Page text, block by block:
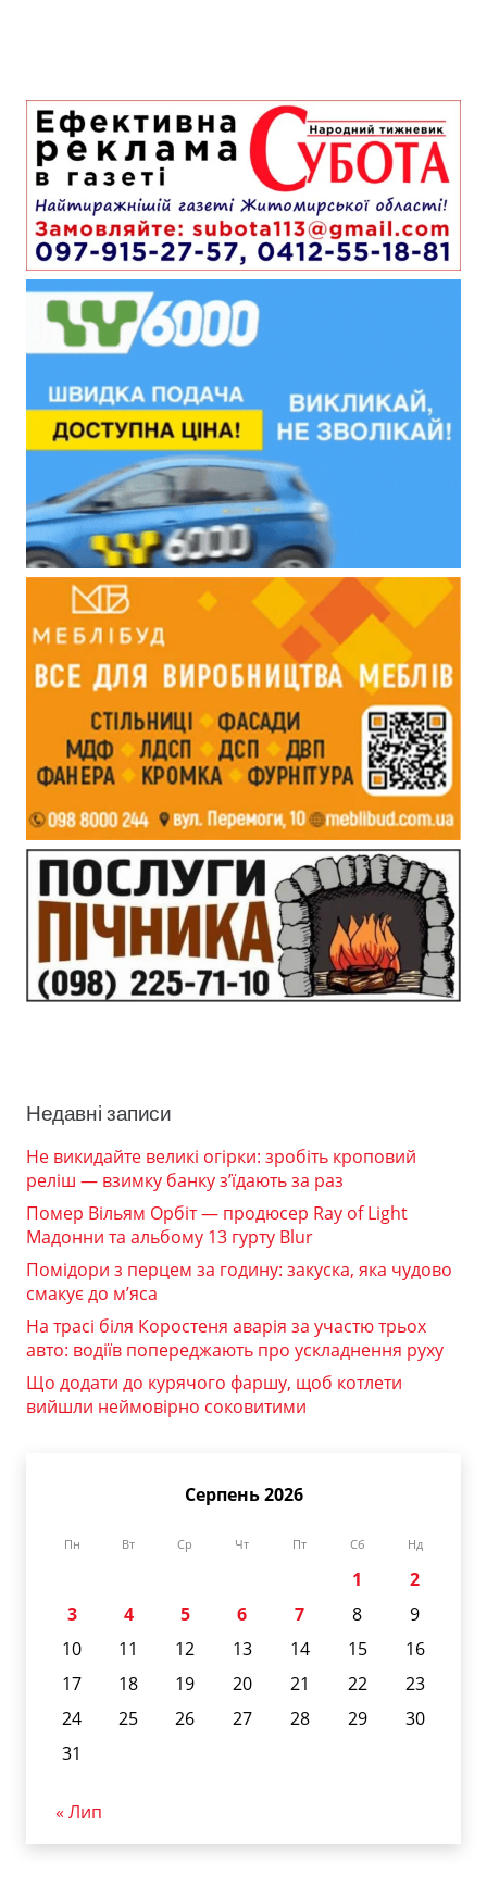
Недавні записи
Не викидайте великі огірки: зробіть кроповий
реліш — взимку банку з’їдають за раз
Помер Вільям Орбіт — продюсер Ray of Light
Мадонни та альбому 13 гурту Blur
Помідори з перцем за годину: закуска, яка чудово
смакує до м’яса
На трасі біля Коростеня аварія за участю трьох
авто: водіїв попереджають про ускладнення руху
Що додати до курячого фаршу, щоб котлети
вийшли неймовірно соковитими
Серпень 2026
Пн Вт Ср Чт Пт Сб Нд
1
2
3
4 5 6 7 8
9
10
11 12 13 14 15
16
17
18 19 20 21 22
23
24
25 26 27 28 29
30
31
« Лип